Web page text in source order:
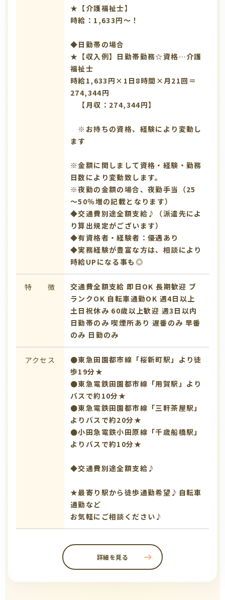
★【介護福祉士】
時給：1,633円～！
◆日勤帯の場合
★【収入例】日勤帯勤務☆資格…介護
福祉士
時給1,633円×1日8時間×月21回＝
274,344円
【月収：274,344円】
※お持ちの資格、経験により変動し
ます
※金額に関しまして資格・経験・勤務
日数により変動致します。
※夜勤の金額の場合、夜勤手当（25
～50％増の記載となります）
◆交通費別途全額支給♪（派遣先によ
り算出規定がございます）
◆有資格者・経験者：優遇あり
◆実務経験が豊富な方は、相談により
時給UPになる事も◎
特 徴 交通費全額支給 即日OK 長期歓迎 ブ
ランクOK 自転車通勤OK 週4日以上
土日祝休み 60歳以上歓迎 週3日以内
日勤帯のみ 喫煙所あり 遅番のみ 早番
のみ 日勤のみ
アクセス
●東急田園都市線「桜新町駅」より徒
歩19分★
●東急電鉄田園都市線「用賀駅」より
バスで約10分★
●東急電鉄田園都市線「三軒茶屋駅」
よりバスで約20分★
●小田急電鉄小田原線「千歳船橋駅」
よりバスで約10分★
◆交通費別途全額支給♪
★最寄り駅から徒歩通勤希望♪自転車
通勤など
お気軽にご相談ください♪
詳細を見る